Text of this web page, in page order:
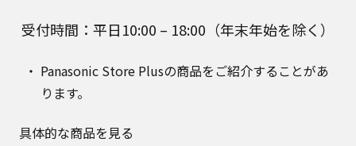
受付時間：平日10:00 – 18:00（年末年始を除く）
Panasonic Store Plusの商品をご紹介することがあ
ります。
具体的な商品を見る